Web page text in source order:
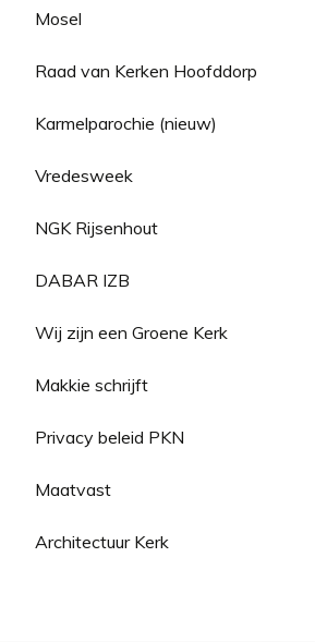
Mosel
Raad van Kerken Hoofddorp
Karmelparochie (nieuw)
Vredesweek
NGK Rijsenhout
DABAR IZB
Wij zijn een Groene Kerk
Makkie schrijft
Privacy beleid PKN
Maatvast
Architectuur Kerk